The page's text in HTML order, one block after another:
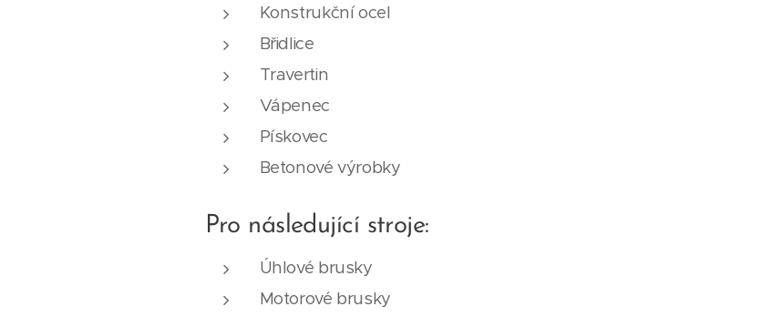
Konstrukční ocel
Břidlice
Travertin
Vápenec
Pískovec
Betonové výrobky
Pro následující stroje:
Úhlové brusky
Motorové brusky